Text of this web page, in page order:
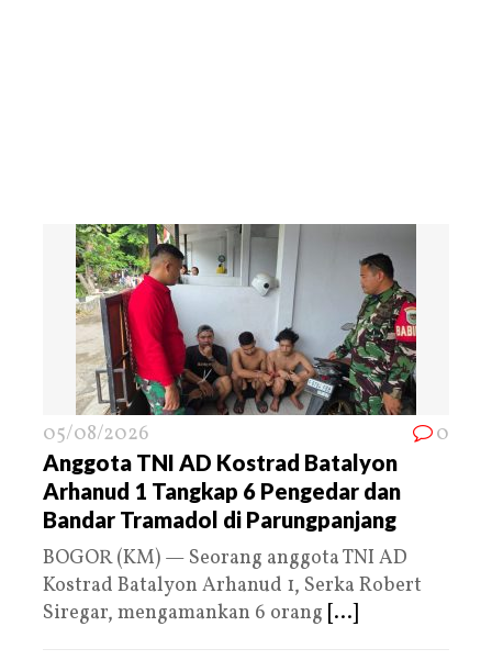
05/08/2026 0
Anggota TNI AD Kostrad Batalyon
Arhanud 1 Tangkap 6 Pengedar dan
Bandar Tramadol di Parungpanjang
BOGOR (KM) — Seorang anggota TNI AD
Kostrad Batalyon Arhanud 1, Serka Robert
Siregar, mengamankan 6 orang [...]